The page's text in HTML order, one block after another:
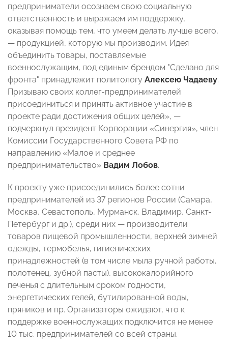
предприниматели осознаем свою социальную
ответственность и выражаем им поддержку,
оказывая помощь тем, что умеем делать лучше всего,
— продукцией, которую мы производим. Идея
объединить товары, поставляемые
военнослужащим, под единым брендом "Сделано для
фронта" принадлежит политологу Алексею Чадаеву.
Призываю своих коллег-предпринимателей
присоединиться и принять активное участие в
проекте ради достижения общих целей», —
подчеркнул президент Корпорации «Синергия», член
Комиссии Государственного Совета РФ по
направлению «Малое и среднее
предпринимательство» Вадим Лобов.
К проекту уже присоединились более сотни
предпринимателей из 37 регионов России (Самара,
Москва, Севастополь, Мурманск, Владимир, Санкт-
Петербург и др.), среди них — производители
товаров пищевой промышленности, верхней зимней
одежды, термобелья, гигиенических
принадлежностей (в том числе мыла ручной работы,
полотенец, зубной пасты), высококалорийного
печенья с длительным сроком годности,
энергетических гелей, бутилированной воды,
пряников и пр. Организаторы ожидают, что к
поддержке военнослужащих подключится не менее
10 тыс. предпринимателей со всей страны.